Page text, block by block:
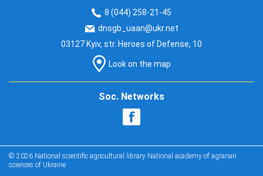
8 (044) 258-21-45
dnsgb_uaan@ukr.net
03127 Kyiv, str. Heroes of Defense, 10
Look on the map
Soc. Networks
© 2026 National scientific agricultural library National academy of agrarian
sciences of Ukraine